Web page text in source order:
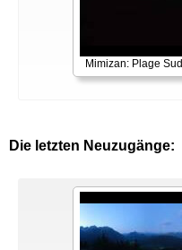
Mimizan: Plage Sud
Die letzten Neuzugänge: